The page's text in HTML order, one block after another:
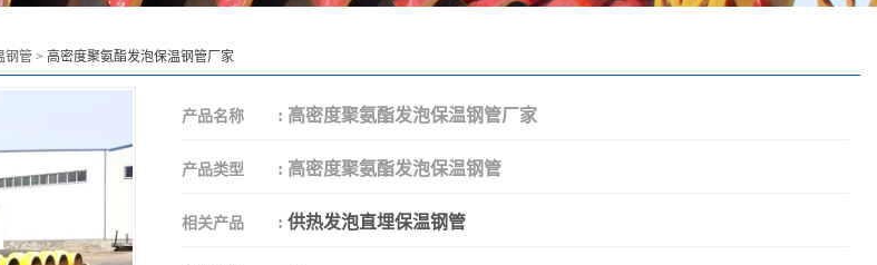
钢管 > 高密度聚氨酯发泡保温钢管厂家
产品名称 : 高密度聚氨酯发泡保温钢管厂家
产品类型 : 高密度聚氨酯发泡保温钢管
相关产品 : 供热发泡直埋保温钢管